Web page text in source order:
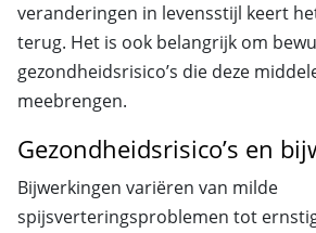
veranderingen in levensstijl keert
terug. Het is ook belangrijk om
gezondheidsrisico’s die deze
meebrengen.
Gezondheidsrisico’s en
Bijwerkingen variëren van milde
spijsverteringsproblemen tot